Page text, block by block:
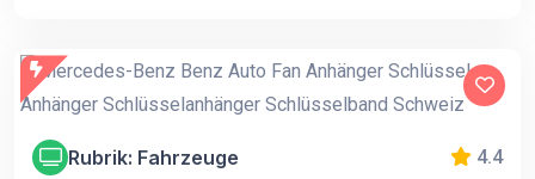
Rubrik: Fahrzeuge 4.4